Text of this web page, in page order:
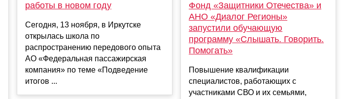
работы в новом году
Сегодня, 13 ноября, в Иркутске
открылась школа по
распространению передового опыта
АО «Федеральная пассажирская
компания» по теме «Подведение
итогов ...
Фoнд «Защитники Отечества» и
АНО «Диалог Регионы»
запустили обучающую
программу «Слышать. Говорить.
Помогать»
Повышение квалификации
специалистов, работающих с
участниками СВО и их семьями,